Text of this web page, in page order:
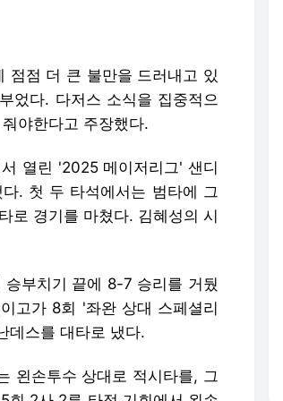
점점 더 큰 불만을 드러내고 있
었다. 다저스 소식을 집중적으
야한다고 주장했다.
열린 '2025 메이저리그' 샌디
. 첫 두 타석에서는 범타에 그
로 경기를 마쳤다. 김혜성의 시
부치기 끝에 8-7 승리를 거뒀
고가 8회 '좌완 상대 스페셜리
데스를 대타로 냈다.
왼손투수 상대로 적시타를, 그